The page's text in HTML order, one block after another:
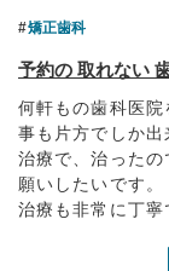
矯正歯科
予約の 取れない
何軒もの歯科医
事も片方でしか
治療で、治った
願いしたいです。
治療も非常に丁寧